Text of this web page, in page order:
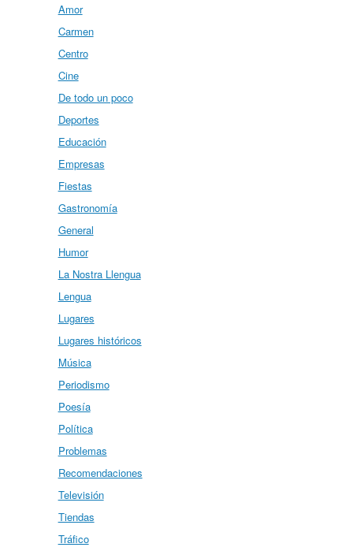
Amor
Carmen
Centro
Cine
De todo un poco
Deportes
Educación
Empresas
Fiestas
Gastronomía
General
Humor
La Nostra Llengua
Lengua
Lugares
Lugares históricos
Música
Periodismo
Poesía
Política
Problemas
Recomendaciones
Televisión
Tiendas
Tráfico